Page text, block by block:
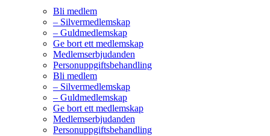
Bli medlem
– Silvermedlemskap
– Guldmedlemskap
Ge bort ett medlemskap
Medlemserbjudanden
Personuppgiftsbehandling
Bli medlem
– Silvermedlemskap
– Guldmedlemskap
Ge bort ett medlemskap
Medlemserbjudanden
Personuppgiftsbehandling